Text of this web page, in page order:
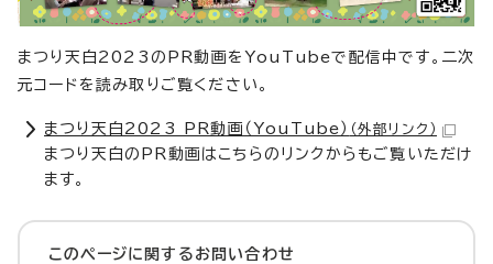
まつり天白2023のPR動画をYouTubeで配信中です。二次
元コードを読み取りご覧ください。
まつり天白2023 PR動画（YouTube） （外部リンク）
まつり天白のPR動画はこちらのリンクからもご覧いただけ
ます。
このページに関する お問い合わせ